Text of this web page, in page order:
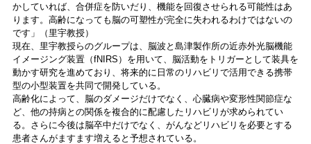
かしていれば、合併症を防いだり、機能を回復させられる可能性はあ
ります。高齢になっても脳の可塑性が完全に失われるわけではないの
です」（里宇教授）
現在、里宇教授らのグループは、脳波と島津製作所の近赤外光脳機能
イメージング装置（fNIRS）を用いて、脳活動をトリガーとして装具を
動かす研究を進めており、将来的に日常のリハビリで活用できる携帯
型の小型装置を共同で開発している。
高齢化によって、脳のダメージだけでなく、心臓病や変形性関節症な
ど、他の持病との関係を複合的に配慮したリハビリが求められてい
る。さらに今後は脳卒中だけでなく、がんなどリハビリを必要とする
患者さんがますます増えると予想されている。